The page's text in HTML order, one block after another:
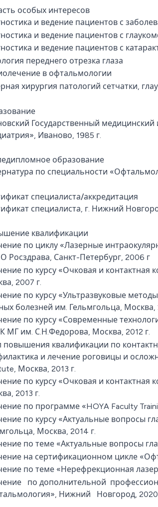
особых интересов
и ведение пациентов с
и ведение пациентов с
и ведение пациентов с
переднего отрезка глаза
в офтальмологии
хирургия патологий сетчатки,
Государственный
Иваново, 1985 г.
образование
по специальности
специалиста/аккредитация
специалиста, г. Нижний
квалификации
по циклу «Лазерные
Росздрава, Санкт-Петербург, 2006 г
по курсу «Очковая и
2007 г.
по курсу «Ультразвуковые
болезней им. Гельмгольца, Москва,
по курсу «Современные
МГ им. С.Н.Федорова, Москва, 2012 г.
повышения квалификации по
и лечение роговицы и
Москва, 2013 г.
по курсу «Очковая и
2013 г.
по программе «HOYA Faculty
по курсу «Актуальные вопросы
Москва, 2014 г.
по теме «Актуальные вопросы
на сертификационном цикле
по теме «Нерефрекционная
по дополнительной
Нижний Новгород, 2020